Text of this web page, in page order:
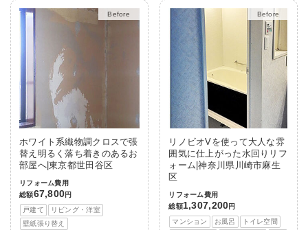
After
ホワイト系織物調クロスで張
替え明るく落ち着きのあるお
部屋へ|東京都世田谷区
リフォーム費用
総額67,800円
戸建て
リビング・洋室
壁紙張り替え
After
リノビオVを使って大人な雰
囲気に仕上がった水回りリフ
ォーム|神奈川県川崎市麻生
区
リフォーム費用
総額1,307,200円
マンション
お風呂
トイレ空間